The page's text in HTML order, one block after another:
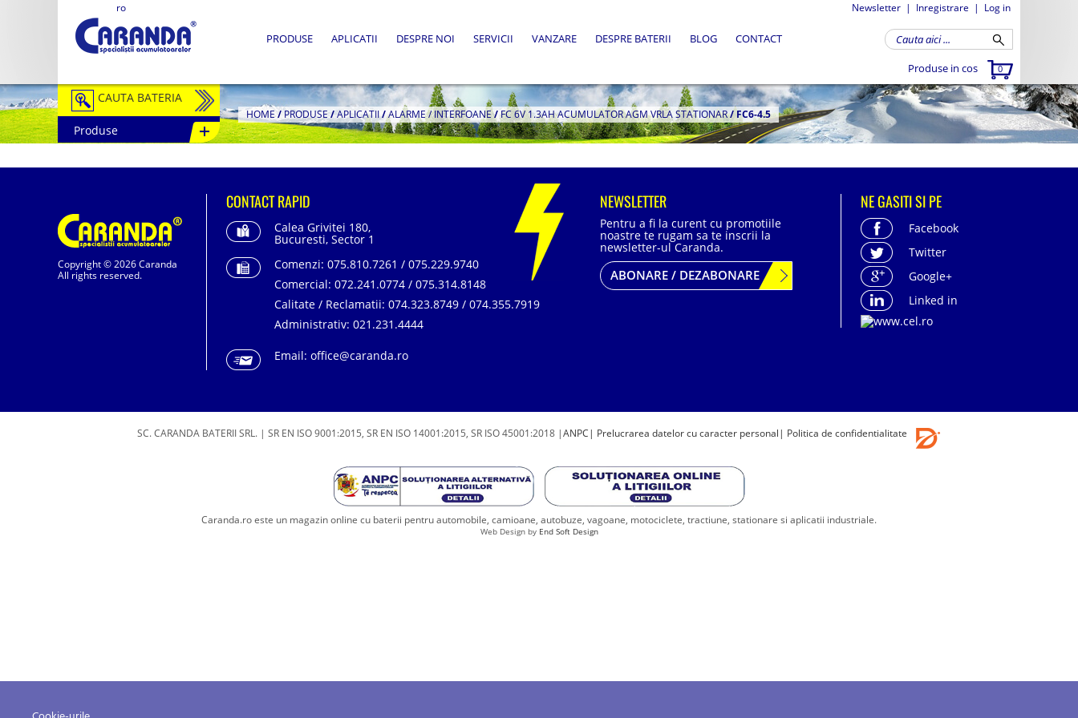
ro Newsletter | Inregistrare | Log in
Produse in cos 0
PRODUSE APLICATII DESPRE NOI SERVICII VANZARE DESPRE BATERII BLOG CONTACT
CAUTA BATERIA
Auto / Moto
Tractiune
Stationare
Redresoare
Produse
HOME/PRODUSE /APLICATII/ALARME / INTERFOANE/FC 6V 1.3AH ACUMULATOR AGM VRLA STATIONAR/ FC6-4.5
Copyright © 2026 Caranda
All rights reserved.
CONTACT RAPID
Calea Grivitei 180,
Bucuresti, Sector 1
Comenzi: 075.810.7261 / 075.229.9740
Comercial: 072.241.0774 / 075.314.8148
Calitate / Reclamatii: 074.323.8749 / 074.355.7919
Administrativ: 021.231.4444
Email: office@caranda.ro
NEWSLETTER
Pentru a fi la curent cu promotiile
noastre te rugam sa te inscrii la
newsletter-ul Caranda.
ABONARE / DEZABONARE
NE GASITI SI PE
Facebook
Twitter
Google+
Linked in
SC. CARANDA BATERII SRL. | SR EN ISO 9001:2015, SR EN ISO 14001:2015, SR ISO 45001:2018 |ANPC | Prelucrarea datelor cu caracter personal | Politica de confidentialitate
Caranda.ro este un magazin online cu baterii pentru automobile, camioane, autobuze, vagoane, motociclete, tractiune, stationare si aplicatii industriale.
Web Design by End Soft Design